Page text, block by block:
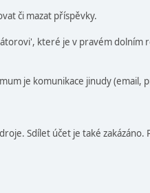
či mazat příspěvky.
které je v pravém dolním
je komunikace jinudy (email,
Sdílet účet je také zakázáno.